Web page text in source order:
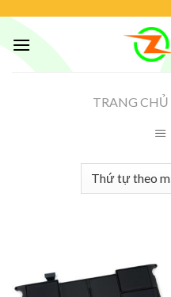
content
TRANG CHỦ